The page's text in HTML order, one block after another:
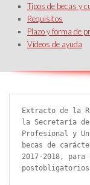
Tipos de becas y
Requisitos
Plazo y forma de
Vídeos de ayuda
Extracto de la
la Secretaría de
Profesional y
becas de
2017-2018,